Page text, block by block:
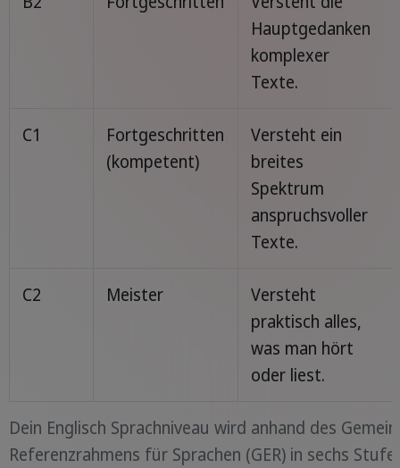
Dein Englisch Sprachniveau wird anhand des
Referenzrahmens für Sprachen (GER) in sechs
Hauptgedanken
komplexer
Texte.
C1
Fortgeschritten
(kompetent)
Versteht ein
breites
Spektrum
anspruchsvoller
Texte.
C2 Meister
Versteht
praktisch alles,
was man hört
oder liest.